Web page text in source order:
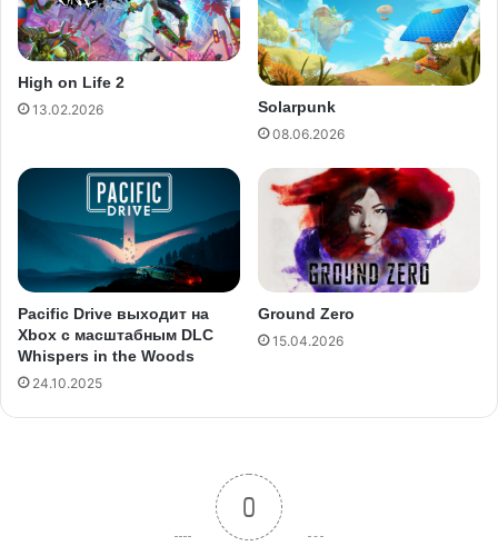
High on Life 2
13.02.2026 Solarpunk
08.06.2026
Pacific Drive выходит на
Xbox с масштабным DLC
Whispers in the Woods
24.10.2025
Ground Zero
15.04.2026
0